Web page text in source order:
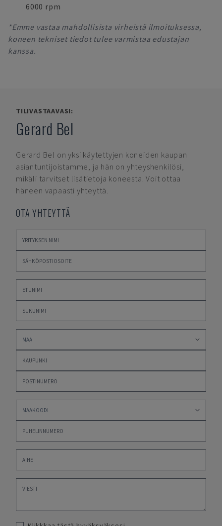
6000 rpm
*Emme vastaa mahdollisista virheistä ilmoituksessa,
koneen tekniset tiedot tulee varmistaa edustajan
kanssa.
TILIVASTAAVASI:
Gerard Bel
Gerard Bel on yksi käytettyjen koneiden kaupan
asiantuntijoistamme, ja hän on yhteyshenkilösi,
mikäli tarvitset lisätietoja koneesta. Voit ottaa
häneen vapaasti yhteyttä.
OTA YHTEYTTÄ